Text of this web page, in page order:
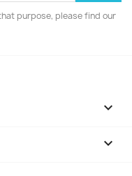
purpose, please find our

